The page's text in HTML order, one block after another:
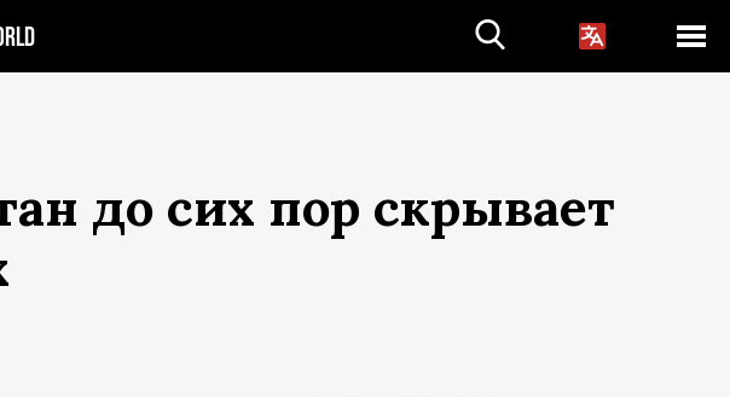
до сих пор скрывает